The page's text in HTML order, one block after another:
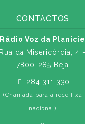
CONTACTOS
Rádio Voz da Planície
Rua da Misericórdia, 4 -
7800-285 Beja
284 311 330
(Chamada para a rede fixa
nacional)